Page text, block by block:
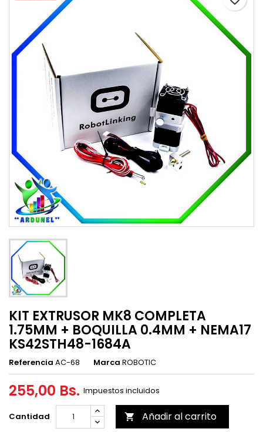
KIT EXTRUSOR MK8 COMPLETA
1.75MM + BOQUILLA 0.4MM + NEMA17
KS42STH48-1684A
Referencia AC-68 Marca ROBOTIC
255,00 Bs. Impuestos incluidos
Cantidad  Añadir al carrito